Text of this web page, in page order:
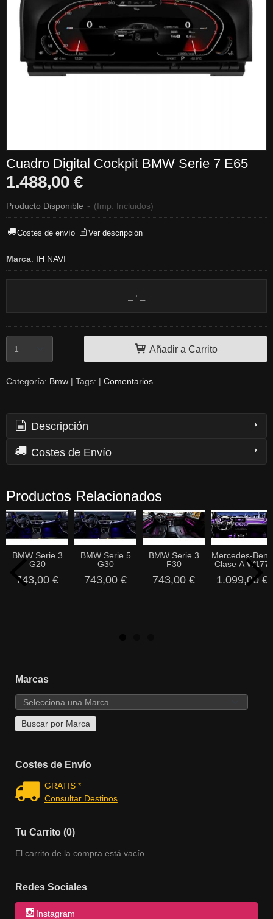
Marcas
Costes de Envío
GRATIS *
Consultar Destinos
Tu Carrito (0)
El carrito de la compra está vacío
Redes Sociales
Instagram
Cuadro Digital Cockpit BMW Serie 7 E65
1.488,00 €
Producto Disponible - (Imp. Incluidos)
Costes de envío Ver descripción
Marca: IH NAVI
Añadir a Carrito
Categoría: Bmw | Tags: | Comentarios
Descripción
Costes de Envío
Productos Relacionados
BMW Serie 3
G20
743,00 €
BMW Serie 5
G30
743,00 €
BMW Serie 3
F30
743,00 €
Mercedes-Benz
Clase A W177
1.099,00 €